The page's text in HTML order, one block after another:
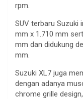
rpm.
SUV terbaru Suzuki
mm x 1.710 mm
mm dan didukung
mm.
Suzuki XL7 juga
dengan adanya
chrome grille